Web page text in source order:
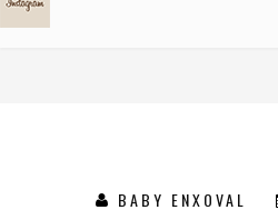
BABY ENXOVAL